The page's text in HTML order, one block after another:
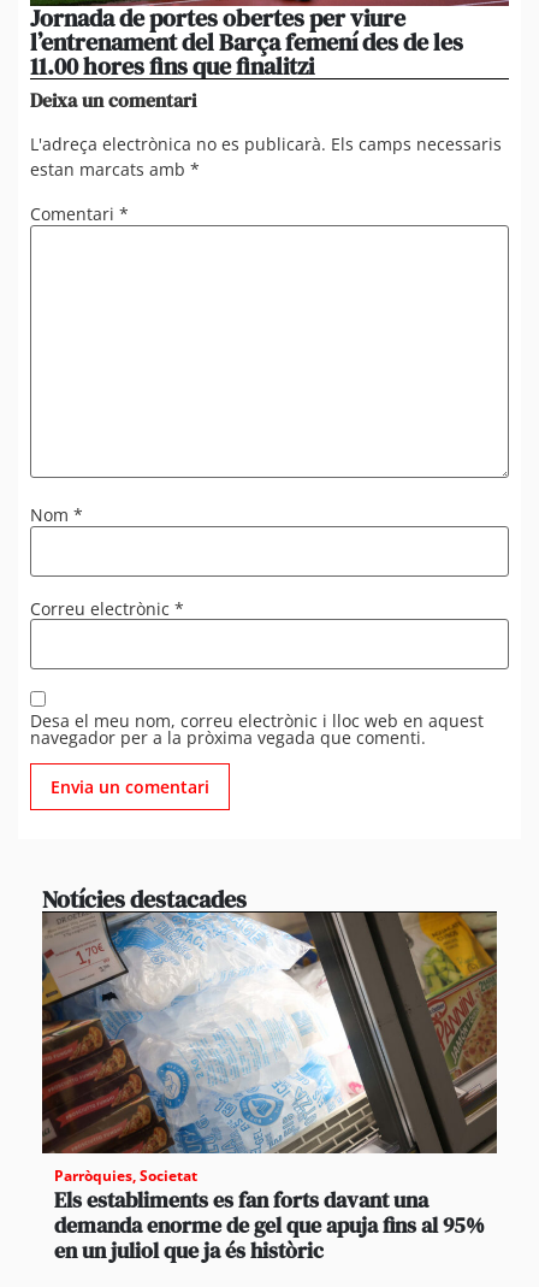
Jornada de portes obertes per viure
l’entrenament del Barça femení des de les
11.00 hores fins que finalitzi
Deixa un comentari
L'adreça electrònica no es publicarà. Els camps necessaris
estan marcats amb *
Comentari *
Nom *
Correu electrònic *
Desa el meu nom, correu electrònic i lloc web en aquest
navegador per a la pròxima vegada que comenti.
Notícies destacades
Parròquies,Societat
Els establiments es fan forts davant una
demanda enorme de gel que apuja fins al 95%
en un juliol que ja és històric